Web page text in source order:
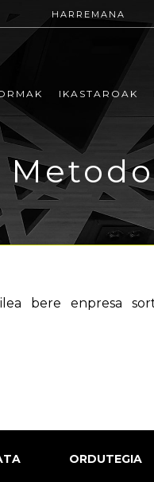
HARREMANA
IKASTAROAK
bere enpresa
ORDUTEGIA